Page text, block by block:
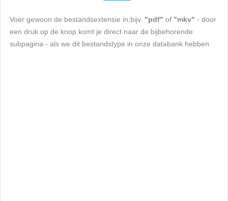
Voer gewoon de bestandsextensie in,bijv. "pdf" of "mkv" - door
een druk op de knop komt je direct naar de bijbehorende
subpagina - als we dit bestandstype in onze databank hebben.